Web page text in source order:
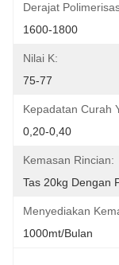
Derajat
1600-1800
Nilai K:
75-77
Kepadatan Curah
0,20-0,40
Kemasan Rincian:
Tas 20kg Dengan
Menyediakan
1000mt/bulan